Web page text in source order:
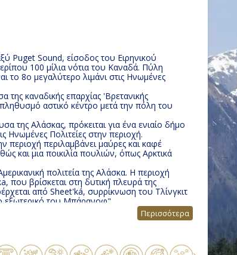
Puget Sound, είσοδος του Ειρηνικού
100 μίλια νότια του Καναδά. Πύλη
το 8ο μεγαλύτερο λιμάνι στις Ηνωμένες
της καναδικής επαρχίας 'Βρετανικής
αστικό κέντρο μετά την πόλη του
της Αλάσκας, πρόκειται για ένα ενιαίο δήμο
Ηνωμένες Πολιτείες στην περιοχή.
περιοχή περιλαμβάνει μαύρες και καφέ
και μια ποικιλία πουλιών, όπως Αρκτικά
πολιτεία της Αλάσκα. Η περιοχή
που βρίσκεται στη δυτική πλευρά της
από Sheet'ká, συρρίκνωση του Τλίνγκιτ
εξωτερικό του Μπάρανοφ".
επαρχίας της Βρετανικής Κολομβίας.
και στην βόρεια πλευρά των Στενών
Περισσότερα